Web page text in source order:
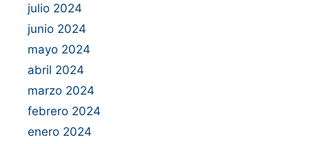
julio 2024
junio 2024
mayo 2024
abril 2024
marzo 2024
febrero 2024
enero 2024